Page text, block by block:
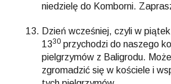
niedzielę do Komborni.
Dzień wcześniej, czyli w
1330 przychodzi do naszego
pielgrzymów z Baligrodu.
zgromadzić się w kościele i